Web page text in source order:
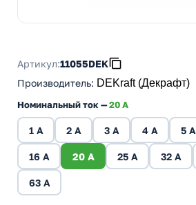
Артикул:11055DEK
Производитель: DEKraft (Декрафт)
Номинальный ток —20 A
1 A 2 A 3 A 4 A 5 A
16 A 20 A 25 A 32 A
63 A